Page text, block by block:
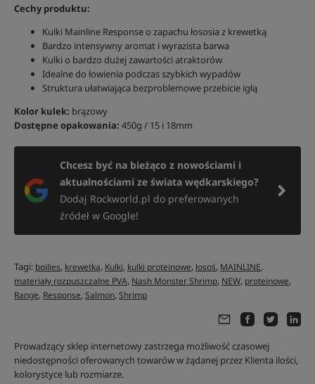
Cechy produktu:
Kulki Mainline Response o zapachu łososia z krewetką
Bardzo intensywny aromat i wyrazista barwa
Kulki o bardzo dużej zawartości atraktorów
Idealne do łowienia podczas szybkich wypadów
Struktura ułatwiająca bezproblemowe przebicie igłą
Kolor kulek: brązowy
Dostępne opakowania: 450g / 15 i 18mm
Chcesz być na bieżąco z nowościami i
aktualnościami ze świata wędkarskiego?
Dodaj Rockworld.pl do preferowanych
źródeł w Google!
Tagi: boilies, krewetką, Kulki, kulki proteinowe,łosoś, MAINLINE,
materiały rozpuszczalne PVA, Nash Monster Shrimp, NEW, proteinowe,
Range, Response,Salmon,Shrimp
Prowadzący sklep internetowy zastrzega możliwość czasowej
niedostępności oferowanych towarów w żądanej przez Klienta ilości,
kolorystyce lub rozmiarze.